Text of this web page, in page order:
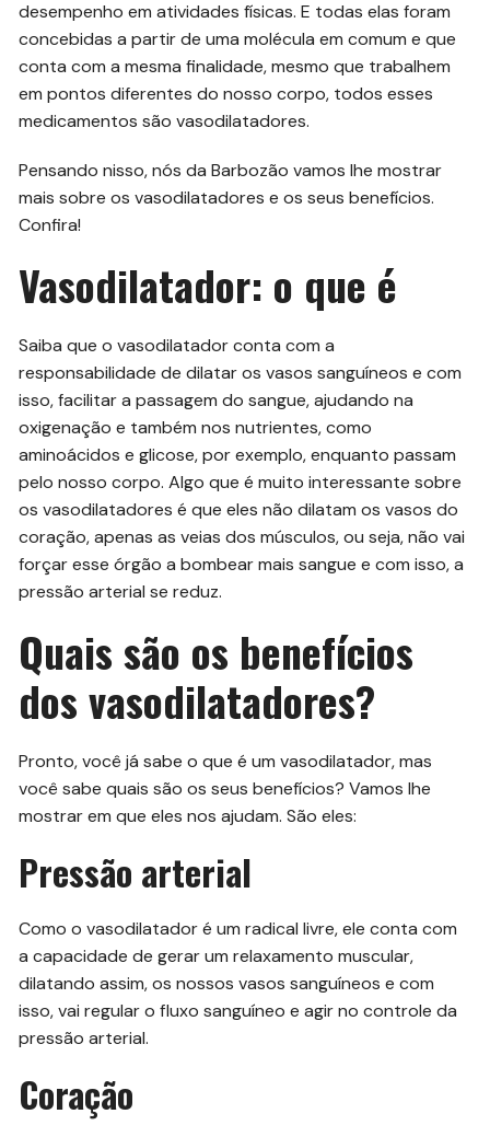
desempenho em atividades físicas. E todas elas foram
concebidas a partir de uma molécula em comum e que
conta com a mesma finalidade, mesmo que trabalhem
em pontos diferentes do nosso corpo, todos esses
medicamentos são vasodilatadores.
Pensando nisso, nós da Barbozão vamos lhe mostrar
mais sobre os vasodilatadores e os seus benefícios.
Confira!
Vasodilatador: o que é
Saiba que o vasodilatador conta com a
responsabilidade de dilatar os vasos sanguíneos e com
isso, facilitar a passagem do sangue, ajudando na
oxigenação e também nos nutrientes, como
aminoácidos e glicose, por exemplo, enquanto passam
pelo nosso corpo. Algo que é muito interessante sobre
os vasodilatadores é que eles não dilatam os vasos do
coração, apenas as veias dos músculos, ou seja, não vai
forçar esse órgão a bombear mais sangue e com isso, a
pressão arterial se reduz.
Quais são os benefícios
dos vasodilatadores?
Pronto, você já sabe o que é um vasodilatador, mas
você sabe quais são os seus benefícios? Vamos lhe
mostrar em que eles nos ajudam. São eles:
Pressão arterial
Como o vasodilatador é um radical livre, ele conta com
a capacidade de gerar um relaxamento muscular,
dilatando assim, os nossos vasos sanguíneos e com
isso, vai regular o fluxo sanguíneo e agir no controle da
pressão arterial.
Coração